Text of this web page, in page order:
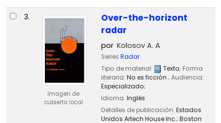
3.
Imagen de
cubierta local
Over-the-horizont
radar
por Kolosov A. A
Series Radar
Tipo de material:
Texto; Forma
literaria: No es ficción ; Audiencia:
Especializado;
Idioma: Inglés
Detalles de publicación: Estados
Unidos Artech House Inc.; Boston